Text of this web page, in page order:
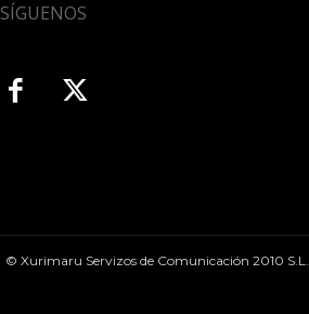
SÍGUENOS
© Xurimaru Servizos de Comunicación 2010 S.L.